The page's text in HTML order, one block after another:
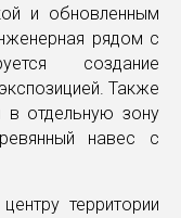
и обновленным
рядом с
создание
Также
в отдельную зону
навес с
территории